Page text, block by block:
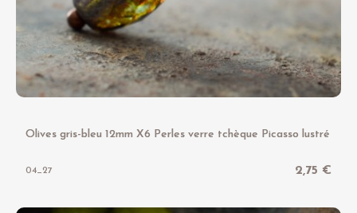
Olives gris-bleu 12mm X6 Perles verre tchèque Picasso lustré
04_27 2,75 €